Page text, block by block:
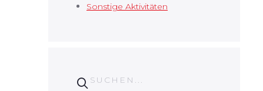
Sonstige Aktivitäten